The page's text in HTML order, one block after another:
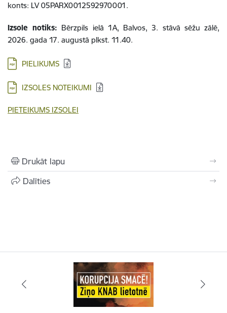
konts: LV 05PARX0012592970001.
Izsole notiks: Bērzpils ielā 1A, Balvos, 3. stāvā sēžu zālē,
2026. gada 17. augustā plkst. 11.40.
PIELIKUMS
IZSOLES NOTEIKUMI
PIETEIKUMS IZSOLEI
Drukāt lapu
Dalīties